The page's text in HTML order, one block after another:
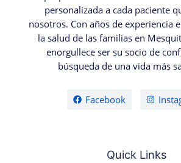
personalizada a cada paciente
nosotros. Con años de experiencia
la salud de las familias en
enorgullece ser su socio de
búsqueda de una vida más
Facebook
Quick Links